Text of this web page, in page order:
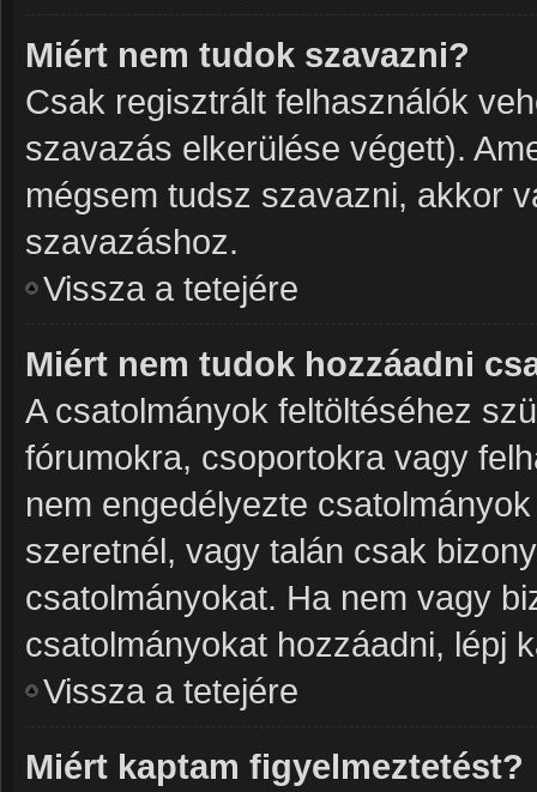
Miért nem tudok szavazni?
Csak regisztrált felhasználók
szavazás elkerülése végett).
mégsem tudsz szavazni, akkor
szavazáshoz.
Vissza a tetejére
Miért nem tudok hozzáadni
A csatolmányok feltöltéséhez
fórumokra, csoportokra vagy
nem engedélyezte
szeretnél, vagy talán csak
csatolmányokat. Ha nem vagy
csatolmányokat hozzáadni, lépj
Vissza a tetejére
Miért kaptam figyelmeztetést?